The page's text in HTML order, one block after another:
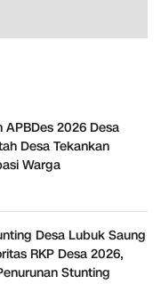
APBDes 2026 Desa
Desa Tekankan
Warga
Desa Lubuk Saung
RKP Desa 2026,
Stunting